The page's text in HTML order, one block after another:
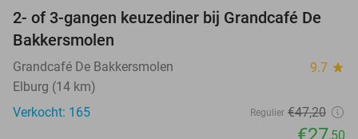
42%
2- of 3-gangen keuzediner bij Grandcafé De
Bakkersmolen
Grandcafé De Bakkersmolen 9.7 star
Elburg (14 km)
Verkocht: 165
Regulier €47,20
,50